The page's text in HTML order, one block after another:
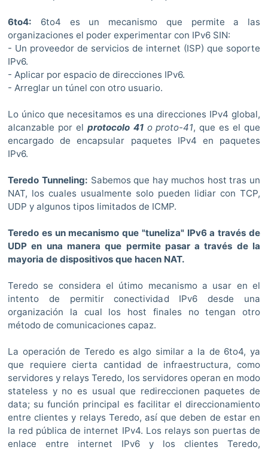
6to4: 6to4 es un mecanismo que permite a las
organizaciones el poder experimentar con IPv6 SIN:
- Un proveedor de servicios de internet (ISP) que soporte
IPv6.
- Aplicar por espacio de direcciones IPv6.
- Arreglar un túnel con otro usuario.
Lo único que necesitamos es una direcciones IPv4 global,
alcanzable por el protocolo 41o proto-41, que es el que
encargado de encapsular paquetes IPv4 en paquetes
IPv6.
Teredo Tunneling: Sabemos que hay muchos host tras un
NAT, los cuales usualmente solo pueden lidiar con TCP,
UDP y algunos tipos limitados de ICMP.
Teredo es un mecanismo que "tuneliza" IPv6 a través de
UDP en una manera que permite pasar a través de la
mayoria de dispositivos que hacen NAT.
Teredo se considera el útimo mecanismo a usar en el
intento de permitir conectividad IPv6 desde una
organización la cual los host finales no tengan otro
método de comunicaciones capaz.
La operación de Teredo es algo similar a la de 6to4, ya
que requiere cierta cantidad de infraestructura, como
servidores y relays Teredo, los servidores operan en modo
stateless y no es usual que redireccionen paquetes de
data; su función principal es facilitar el direccionamiento
entre clientes y relays Teredo, así que deben de estar en
la red pública de internet IPv4. Los relays son puertas de
enlace entre internet IPv6 y los clientes Teredo,